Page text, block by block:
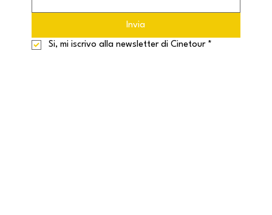
Invia
Si, mi iscrivo alla newsletter di Cinetour *